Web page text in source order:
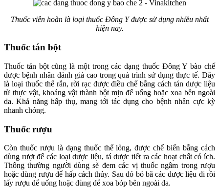
Thuốc viên hoàn là loại thuốc Đông Y được sử dụng nhiều nhất
hiện nay.
Thuốc tán bột
Thuốc tán bột cũng là một trong các dạng thuốc Đông Y bào chế
được bệnh nhân đánh giá cao trong quá trình sử dụng thực tế. Đây
là loại thuốc thể rắn, rời rạc được điều chế bằng cách tán dược liệu
từ thực vật, khoáng vật thành bột mịn để uống hoặc xoa bên ngoài
da. Khả năng hấp thụ, mang tới tác dụng cho bệnh nhân cực kỳ
nhanh chóng.
Thuốc rượu
Còn thuốc rượu là dạng thuốc thể lỏng, được chế biến bằng cách
dùng rượt để các loại dược liệu, tá dược tiết ra các hoạt chất có ích.
Thông thường người dùng sẽ đem các vị thuốc ngâm trong rượu
hoặc dùng rượu để hấp cách thủy. Sau đó bỏ bã các dược liệu đi rồi
lấy rượu để uống hoặc dùng để xoa bóp bên ngoài da.